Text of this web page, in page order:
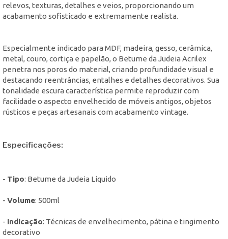
relevos, texturas, detalhes e veios, proporcionando um
acabamento sofisticado e extremamente realista.
Especialmente indicado para MDF, madeira, gesso, cerâmica,
metal, couro, cortiça e papelão, o Betume da Judeia Acrilex
penetra nos poros do material, criando profundidade visual e
destacando reentrâncias, entalhes e detalhes decorativos. Sua
tonalidade escura característica permite reproduzir com
facilidade o aspecto envelhecido de móveis antigos, objetos
rústicos e peças artesanais com acabamento vintage.
Especificações:
- Tipo: Betume da Judeia Líquido
- Volume: 500ml
- Indicação: Técnicas de envelhecimento, pátina e tingimento
decorativo